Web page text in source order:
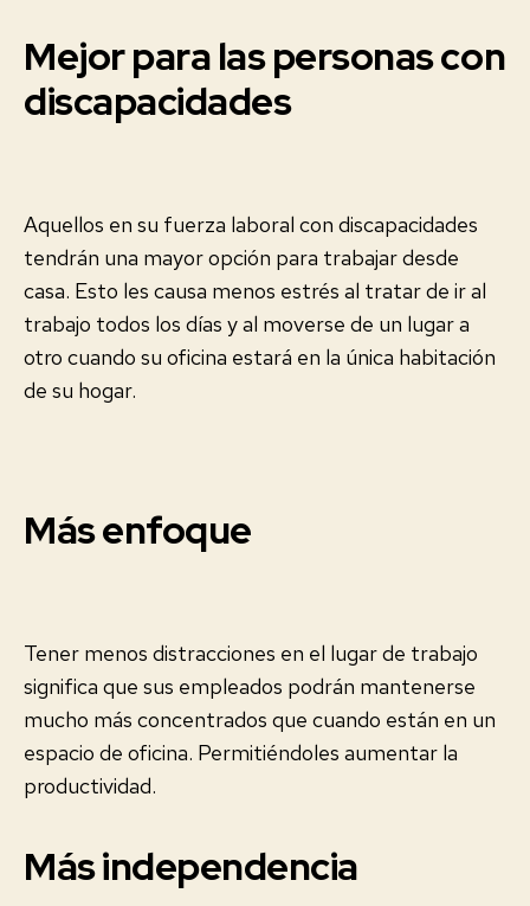
Mejor para las personas con
discapacidades
Aquellos en su fuerza laboral con discapacidades
tendrán una mayor opción para trabajar desde
casa. Esto les causa menos estrés al tratar de ir al
trabajo todos los días y al moverse de un lugar a
otro cuando su oficina estará en la única habitación
de su hogar.
Más enfoque
Tener menos distracciones en el lugar de trabajo
significa que sus empleados podrán mantenerse
mucho más concentrados que cuando están en un
espacio de oficina. Permitiéndoles aumentar la
productividad.
Más independencia